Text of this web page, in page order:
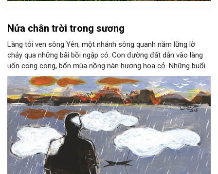
Nửa chân trời trong sương
Làng tôi ven sông Yên, một nhánh sông quanh năm lững lờ
chảy qua những bãi bồi ngập cỏ. Con đường đất dẫn vào làng
uốn cong cong, bốn mùa nồng nàn hương hoa cỏ. Những buổi
hoàng hôn, khi nắng đã dịu xuống phía cuối sông, đám hoa tím
lại thẫm màu như có ai vừa rắc lên một lớp khói.